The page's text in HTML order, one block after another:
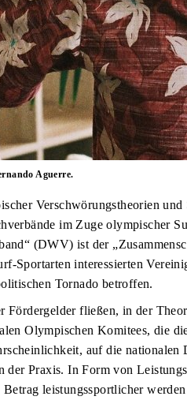
Aguerre.
Verschwörungstheorien
im Zuge olympischer
(DWV) ist der
Sportarten interessierten
Tornado betroffen.
Fördergelder fließen, in der
Olympischen Komitees, die
auf die nationalen
der Praxis. In Form von
Betrag leistungssportlicher